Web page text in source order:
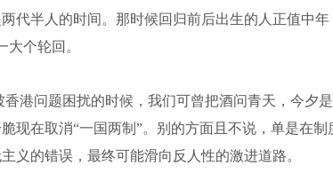
代半人的时间。那时候回归前后出生的人正值中
大个轮回。
香港问题困扰的时候，我们可曾把酒问青天，今夕
现在取消“一国两制”。别的方面且不说，单是在
义的错误，最终可能滑向反人性的激进道路。